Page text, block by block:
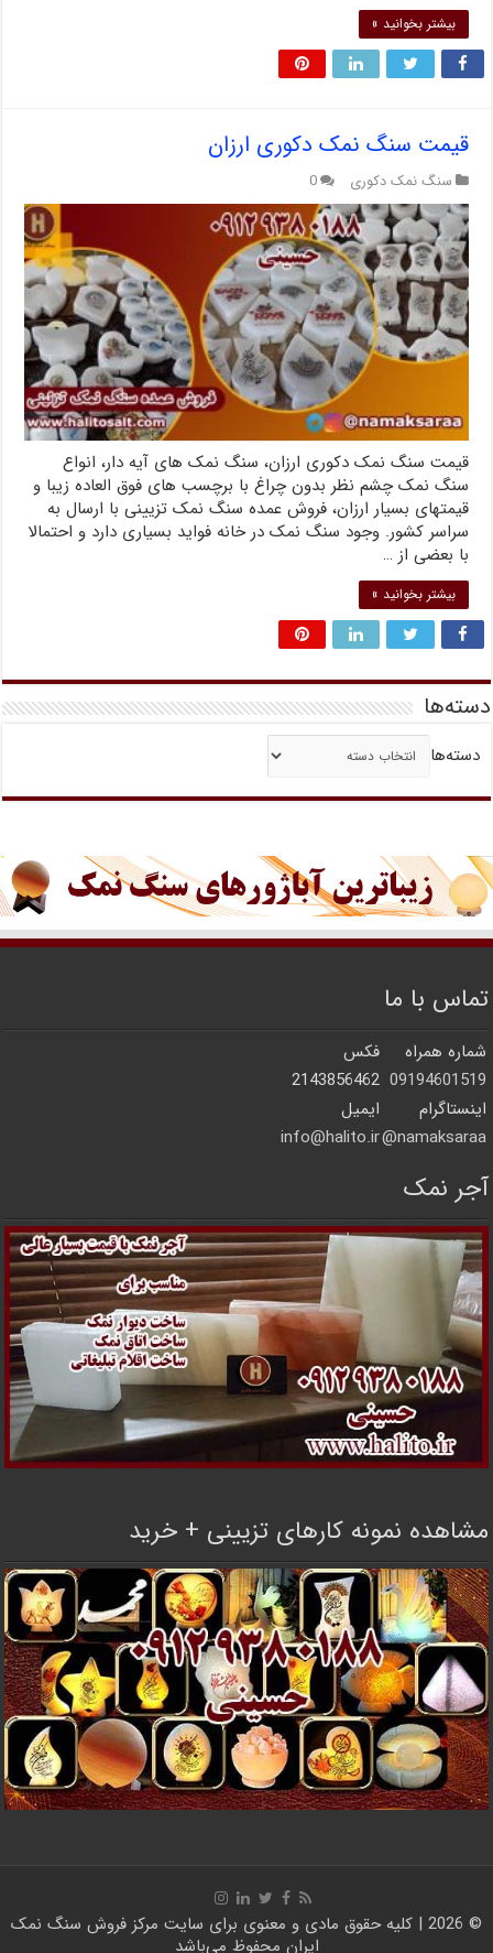
بیشتر بخوانید »
قیمت سنگ نمک دکوری ارزان
سنگ نمک دکوری 0
قیمت سنگ نمک دکوری ارزان، سنگ نمک های آیه دار، انواع
سنگ نمک چشم نظر بدون چراغ با برچسب های فوق العاده زیبا و
قیمتهای بسیار ارزان، فروش عمده سنگ نمک تزیینی با ارسال به
سراسر کشور. وجود سنگ نمک در خانه فواید بسیاری دارد و احتمالا
با بعضی از …
بیشتر بخوانید »
دسته‌ها
دسته‌ها
تماس با ما
شماره همراه
فکس
09194601519
2143856462
اینستاگرام
ایمیل
namaksaraa@
info@halito.ir
آجر نمک
مشاهده نمونه کارهای تزیینی + خرید
© 2026 | کلیه حقوق مادی و معنوی برای سایت
مرکز فروش سنگ نمک
ایرانمحفوظ می‌باشد